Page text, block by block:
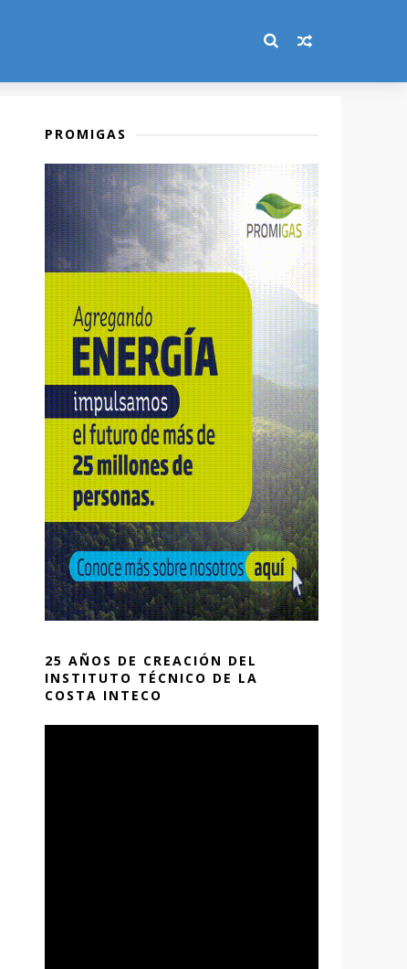
PROMIGAS
25 AÑOS DE CREACIÓN DEL
INSTITUTO TÉCNICO DE LA
COSTA INTECO